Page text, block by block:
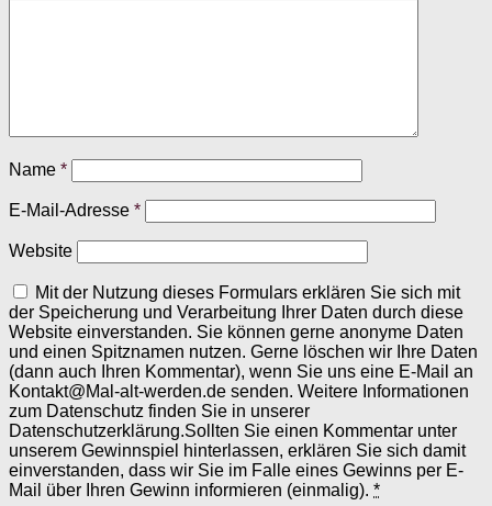
Name *
E-Mail-Adresse *
Website
Mit der Nutzung dieses Formulars erklären Sie sich mit
der Speicherung und Verarbeitung Ihrer Daten durch diese
Website einverstanden. Sie können gerne anonyme Daten
und einen Spitznamen nutzen. Gerne löschen wir Ihre Daten
(dann auch Ihren Kommentar), wenn Sie uns eine E-Mail an
Kontakt@Mal-alt-werden.de senden. Weitere Informationen
zum Datenschutz finden Sie in unserer
Datenschutzerklärung.Sollten Sie einen Kommentar unter
unserem Gewinnspiel hinterlassen, erklären Sie sich damit
einverstanden, dass wir Sie im Falle eines Gewinns per E-
Mail über Ihren Gewinn informieren (einmalig). *